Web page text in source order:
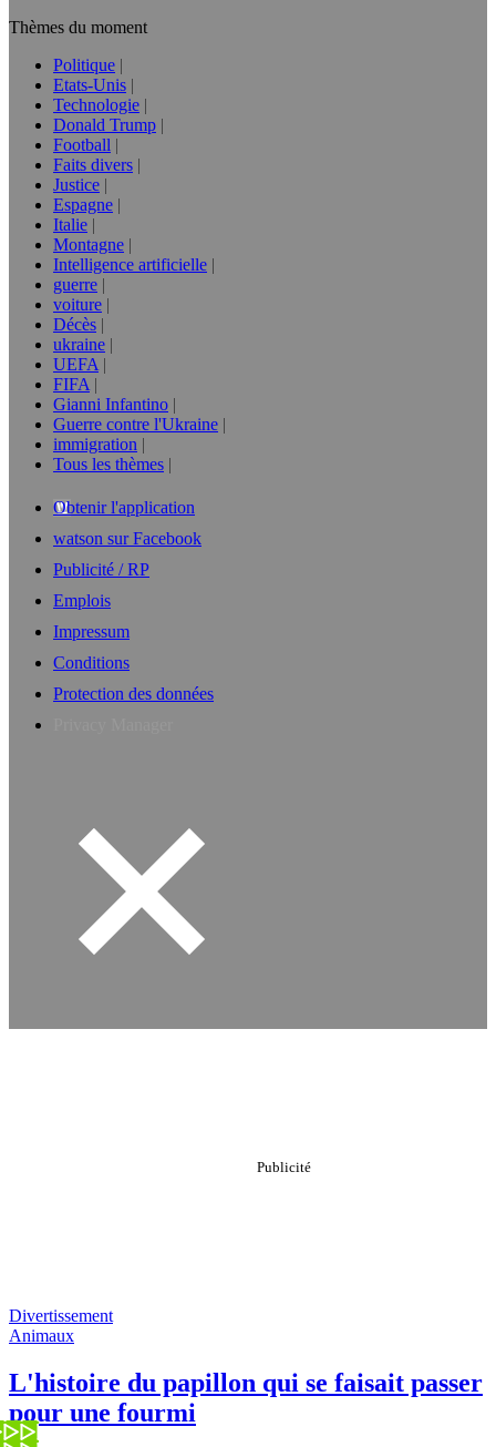
Thèmes du moment
Politique
Etats-Unis
Technologie
Donald Trump
Football
Faits divers
Justice
Espagne
Italie
Montagne
Intelligence artificielle
guerre
voiture
Décès
ukraine
UEFA
FIFA
Gianni Infantino
Guerre contre l'Ukraine
immigration
Tous les thèmes
Obtenir l'application
watson sur Facebook
Publicité / RP
Emplois
Impressum
Conditions
Protection des données
Divertissement
Animaux
L'histoire du papillon qui se faisait passer
pour une fourmi